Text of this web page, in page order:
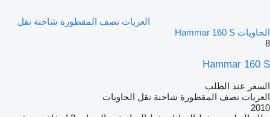
العربات نصف المقطورة شاحنة نقل
الحاويات Hammar 160 S
8
Hammar 160 S
السعر عند الطلب
العربات نصف المقطورة شاحنة نقل الحاويات
2010